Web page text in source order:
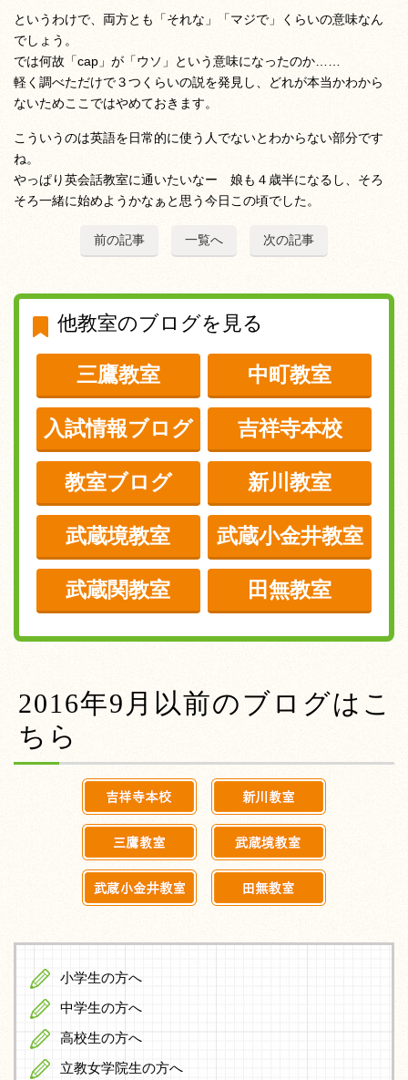
というわけで、両方とも「それな」「マジで」くらいの意味なん
でしょう。
では何故「cap」が「ウソ」という意味になったのか……
軽く調べただけで３つくらいの説を発見し、どれが本当かわから
ないためここではやめておきます。
こういうのは英語を日常的に使う人でないとわからない部分です
ね。
やっぱり英会話教室に通いたいなー 娘も４歳半になるし、そろ
そろ一緒に始めようかなぁと思う今日この頃でした。
前の記事 一覧へ 次の記事
他教室のブログを見る
三鷹教室 中町教室
入試情報ブログ 吉祥寺本校
教室ブログ 新川教室
武蔵境教室 武蔵小金井教室
武蔵関教室 田無教室
2016年9月以前のブログはこ
ちら
小学生の方へ
中学生の方へ
高校生の方へ
立教女学院生の方へ